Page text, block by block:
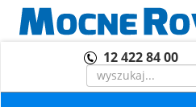
12 422 84 00